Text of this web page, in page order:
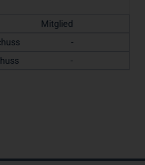
Mitglied
-
-